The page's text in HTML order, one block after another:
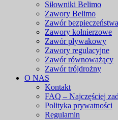
Siłowniki Belimo
Zawory Belimo
Zawór
Zawory kołnierzowe
Zawór pływakowy
Zawory regulacyjne
Zawór równoważący
Zawór trójdrożny
O NAS
Kontakt
FAQ – Najczęściej
Polityka prywatności
Regulamin